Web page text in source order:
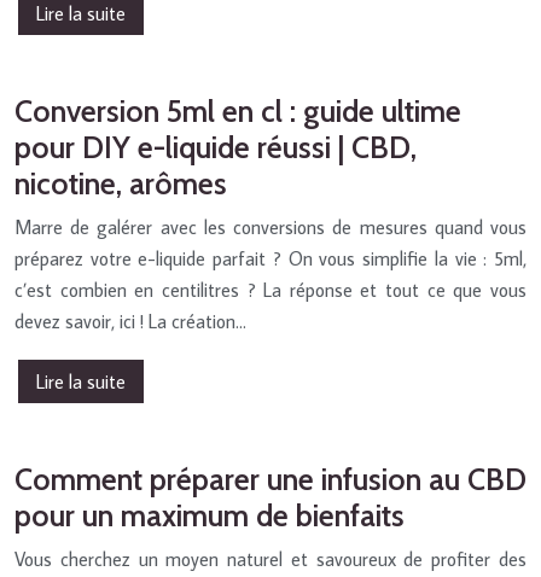
Lire la suite
Conversion 5ml en cl : guide ultime
pour DIY e-liquide réussi | CBD,
nicotine, arômes
Marre de galérer avec les conversions de mesures quand vous
préparez votre e-liquide parfait ? On vous simplifie la vie : 5ml,
c’est combien en centilitres ? La réponse et tout ce que vous
devez savoir, ici ! La création…
Lire la suite
Comment préparer une infusion au CBD
pour un maximum de bienfaits
Vous cherchez un moyen naturel et savoureux de profiter des